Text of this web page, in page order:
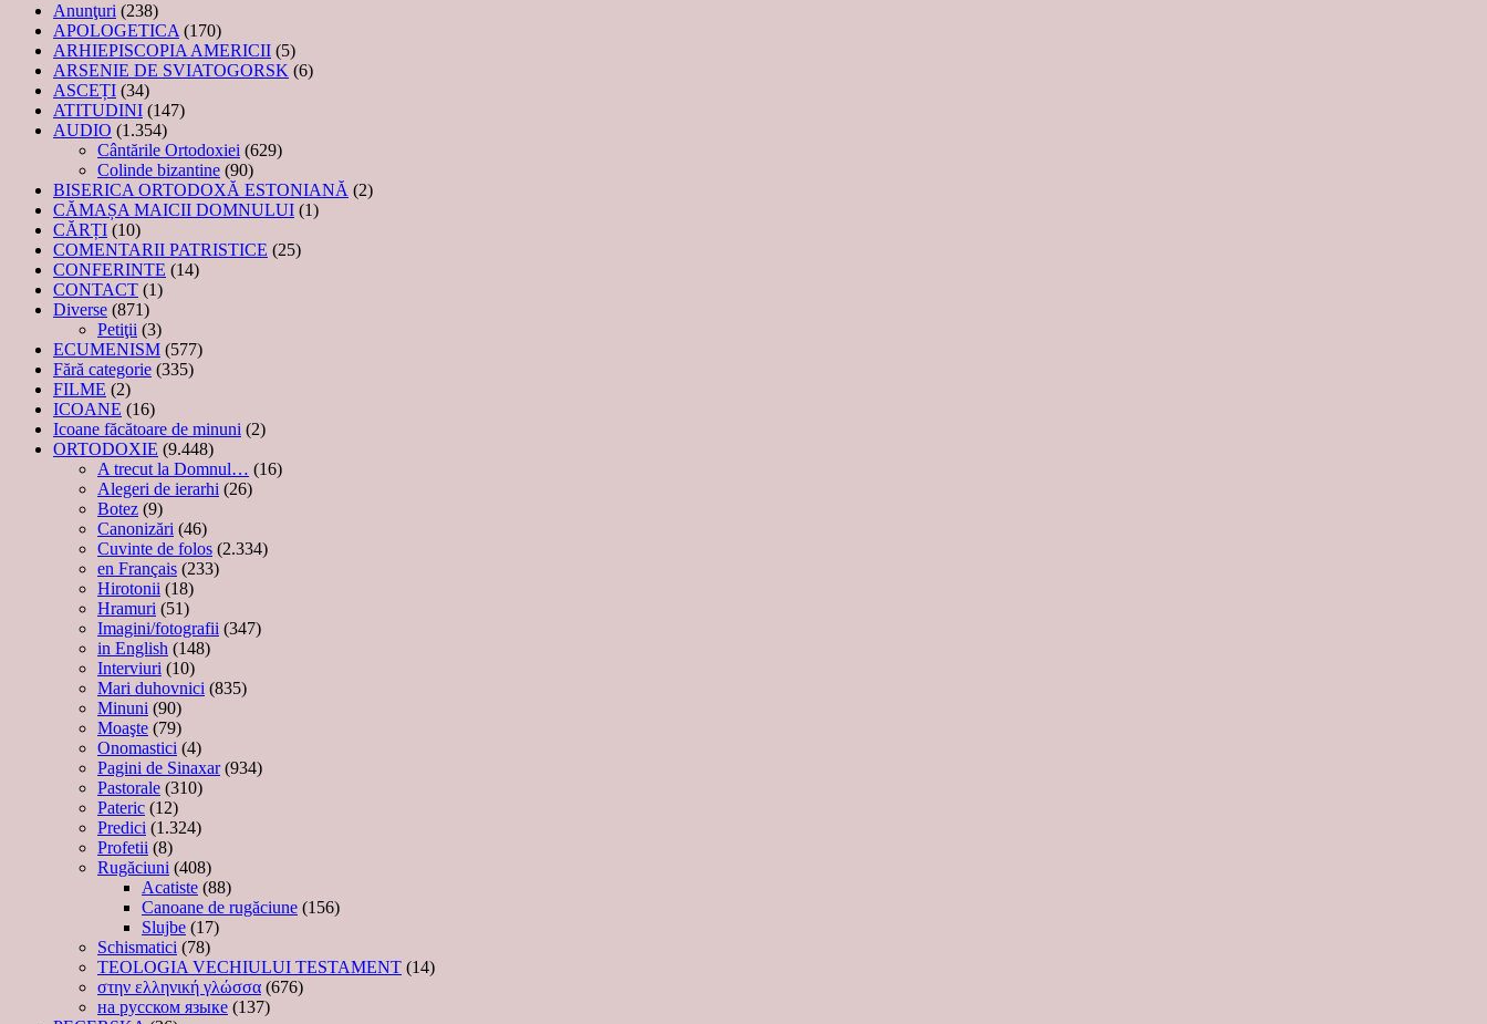
Anunţuri (238)
APOLOGETICA (170)
ARHIEPISCOPIA AMERICII (5)
ARSENIE DE SVIATOGORSK (6)
ASCEȚI (34)
ATITUDINI (147)
AUDIO (1.354)
Cântările Ortodoxiei (629)
Colinde bizantine (90)
BISERICA ORTODOXĂ ESTONIANĂ (2)
CĂMAȘA MAICII DOMNULUI (1)
CĂRȚI (10)
COMENTARII PATRISTICE (25)
CONFERINTE (14)
CONTACT (1)
Diverse (871)
Petiţii (3)
ECUMENISM (577)
Fără categorie (335)
FILME (2)
ICOANE (16)
Icoane făcătoare de minuni (2)
ORTODOXIE (9.448)
A trecut la Domnul… (16)
Alegeri de ierarhi (26)
Botez (9)
Canonizări (46)
Cuvinte de folos (2.334)
en Français (233)
Hirotonii (18)
Hramuri (51)
Imagini/fotografii (347)
in English (148)
Interviuri (10)
Mari duhovnici (835)
Minuni (90)
Moaşte (79)
Onomastici (4)
Pagini de Sinaxar(934)
Pastorale (310)
Pateric (12)
Predici (1.324)
Profetii (8)
Rugăciuni (408)
Acatiste (88)
Canoane de rugăciune (156)
Slujbe (17)
Schismatici (78)
TEOLOGIA VECHIULUI TESTAMENT (14)
στην ελληνική γλώσσα (676)
на русском языке (137)